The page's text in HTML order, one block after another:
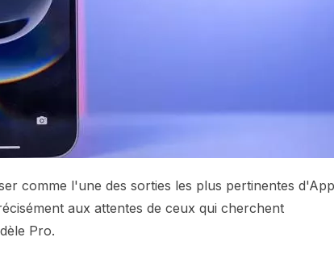
comme l'une des sorties les plus pertinentes
aux attentes de ceux qui cherchent
Pro.